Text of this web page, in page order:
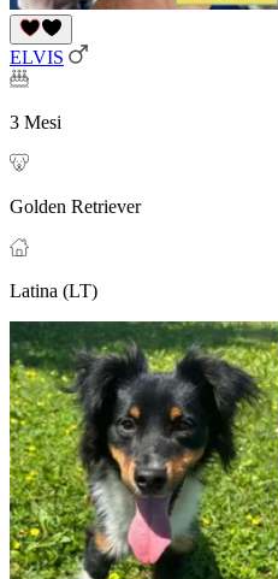
ELVIS
3 Mesi
Golden Retriever
Latina (LT)